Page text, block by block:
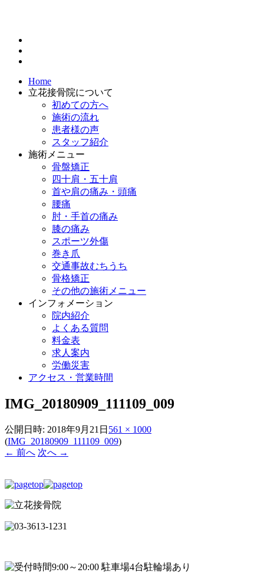
Home
立花接骨院について
初めての方へ
施術の流れ
患者様の声
スタッフ紹介
施術メニュー
骨盤矯正
四十肩・五十肩
首や肩の痛み・頭痛
腰痛
肘・手首の痛み
膝の痛み
スポーツ外傷
巻き爪
交通事故むちうち
骨格矯正
その他の施術メニュー
インフォメーション
院内紹介
よくある質問
料金表
求人案内
労働災害
アクセス・営業時間
IMG_20180909_111109_009
公開日時: 2018年9月21日 561 × 1000
(IMG_20180909_111109_009)
← 前へ 次へ →